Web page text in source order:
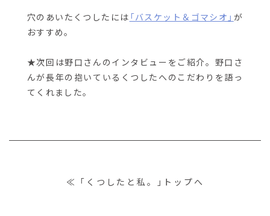
穴のあいたくつしたには 「バスケット＆ゴマシオ」 が
おすすめ。
★次回は野口さんのインタビューをご紹介。野口さ
んが長年の抱いているくつしたへのこだわりを語っ
てくれました。
≪ 「くつしたと私。」トップへ